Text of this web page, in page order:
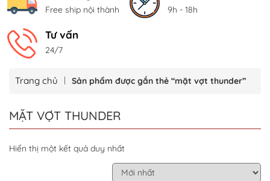
Free ship nội thành 9h - 18h
Tư vấn
24/7
Trang chủ Sản phẩm được gắn thẻ “mặt vợt thunder”
MẶT VỢT THUNDER
Hiển thị một kết quả duy nhất